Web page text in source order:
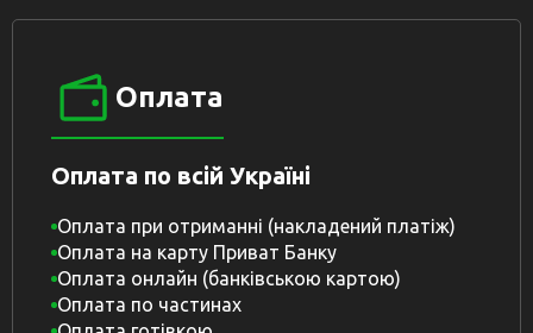
Оплата
Оплата по всій Україні
Оплата при отриманні (накладений платіж)
Оплата на карту Приват Банку
Оплата онлайн (банківською картою)
Оплата по частинах